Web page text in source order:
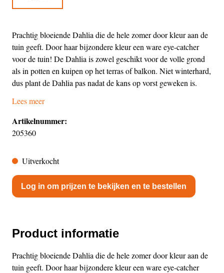
Prachtig bloeiende Dahlia die de hele zomer door kleur aan de
tuin geeft. Door haar bijzondere kleur een ware eye-catcher
voor de tuin! De Dahlia is zowel geschikt voor de volle grond
als in potten en kuipen op het terras of balkon. Niet winterhard,
dus plant de Dahlia pas nadat de kans op vorst geweken is.
Lees meer
Artikelnummer:
205360
Uitverkocht
Log in om prijzen te bekijken en te bestellen
Product informatie
Prachtig bloeiende Dahlia die de hele zomer door kleur aan de
tuin geeft. Door haar bijzondere kleur een ware eye-catcher